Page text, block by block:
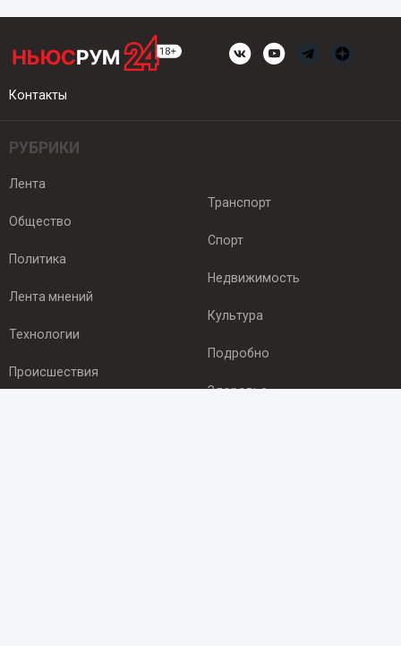
Контакты
РУБРИКИ
Лента
Общество
Политика
Лента мнений
Технологии
Происшествия
Транспорт
Спорт
Недвижимость
Культура
Подробно
Здоровье